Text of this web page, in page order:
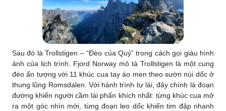
Sau đó là Trollstigen – “Đèo của Quỷ” trong cách gọi giàu hình
ảnh của lịch trình. Fjord Norway mô tả Trollstigen là một cung
đèo ấn tượng với 11 khúc cua tay áo men theo sườn núi dốc ở
thung lũng Romsdalen. Với hành trình tự lái, đây chính là đoạn
đường khiến người cầm lái phấn khích nhất: từng khúc cua mở
ra một góc nhìn mới, từng đoạn leo dốc khiến tim đập nhanh